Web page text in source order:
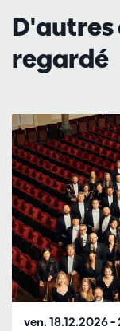
regardé
ven. 18.12.2026–